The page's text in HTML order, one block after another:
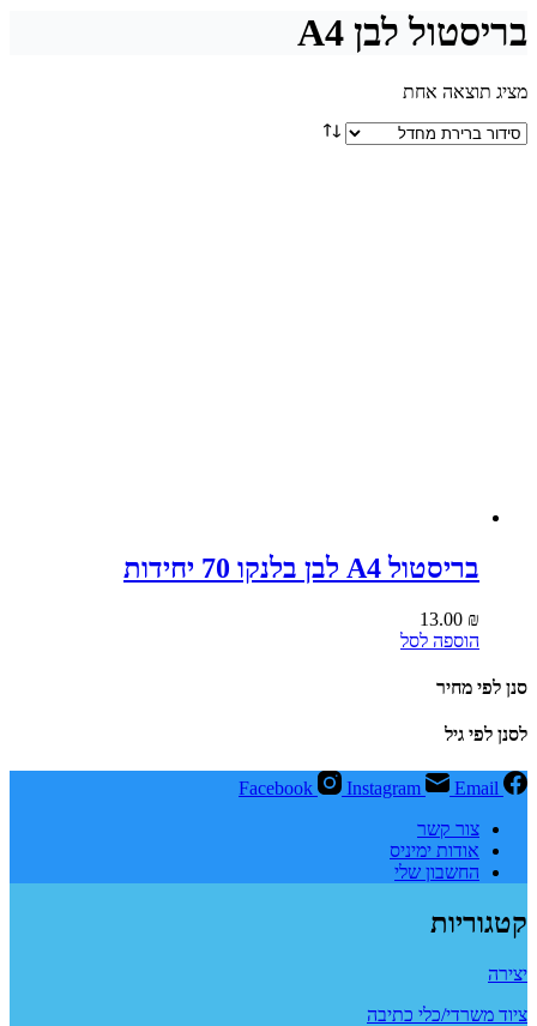
בריסטול לבן A4
מציג תוצאה אחת
בריסטול A4 לבן בלנקו 70 יחידות
13.00 ₪
הוספה לסל
סנן לפי מחיר
לסנן לפי גיל
Facebook Instagram
Email
צור קשר
אודות ימיניס
החשבון שלי
קטגוריות
יצירה
ציוד משרדי/כלי כתיבה